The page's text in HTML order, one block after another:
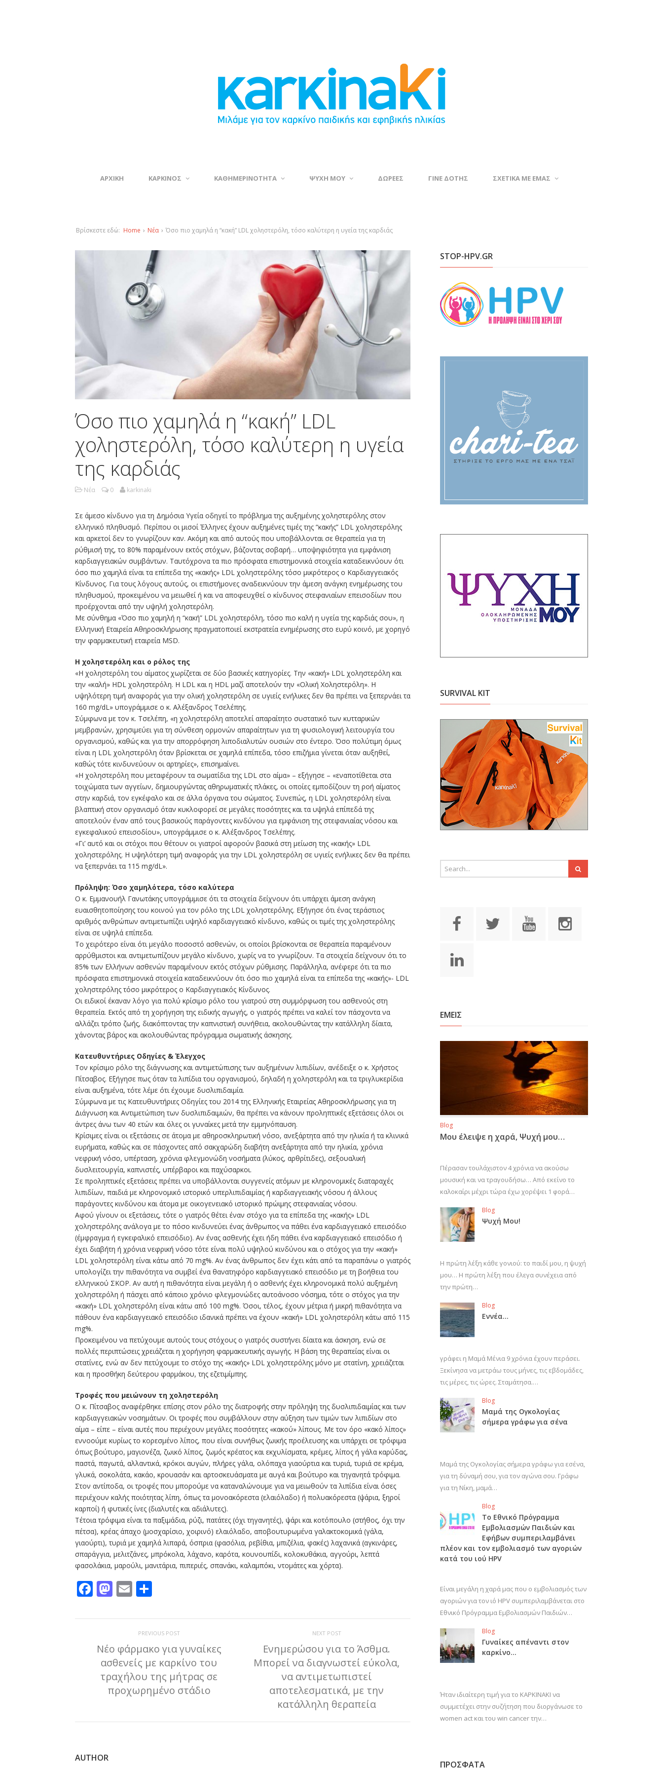
ΑΡΧΙΚΗ ΚΑΡΚΙΝΟΣ ΚΑΘΗΜΕΡΙΝΟΤΗΤΑ ΨΥΧΗ ΜΟΥ ΔΩΡΕΕΣ ΓΙΝΕ ΔΟΤΗΣ ΣΧΕΤΙΚΑ ΜΕ ΕΜΑΣ
Βρίσκεστε εδώ: Home › Νέα › Όσο πιο χαμηλά η “κακή” LDL χοληστερόλη, τόσο καλύτερη η υγεία της καρδιάς
Όσο πιο χαμηλά η “κακή” LDL
χοληστερόλη, τόσο καλύτερη η υγεία
της καρδιάς
Νέα 0 karkinaki
Σε άμεσο κίνδυνο για τη Δημόσια Υγεία οδηγεί το πρόβλημα της αυξημένης χοληστερόλης στον
ελληνικό πληθυσμό. Περίπου οι μισοί Έλληνες έχουν αυξημένες τιμές της “κακής” LDL χοληστερόλης
και αρκετοί δεν το γνωρίζουν καν. Ακόμη και από αυτούς που υποβάλλονται σε θεραπεία για τη
ρύθμισή της, το 80% παραμένουν εκτός στόχων, βάζοντας σοβαρή… υποψηφιότητα για εμφάνιση
καρδιαγγειακών συμβάντων. Ταυτόχρονα τα πιο πρόσφατα επιστημονικά στοιχεία καταδεικνύουν ότι
όσο πιο χαμηλά είναι τα επίπεδα της «κακής» LDL χοληστερόλης τόσο μικρότερος ο Καρδιαγγειακός
Κίνδυνος. Για τους λόγους αυτούς, οι επιστήμονες αναδεικνύουν την άμεση ανάγκη ενημέρωσης του
πληθυσμού, προκειμένου να μειωθεί ή και να αποφευχθεί ο κίνδυνος στεφανιαίων επεισοδίων που
προέρχονται από την υψηλή χοληστερόλη.
Με σύνθημα «Όσο πιο χαμηλή η “κακή” LDL χοληστερόλη, τόσο πιο καλή η υγεία της καρδιάς σου», η
Ελληνική Εταιρεία Αθηροσκλήρωσης πραγματοποιεί εκστρατεία ενημέρωσης στο ευρύ κοινό, με χορηγό
την φαρμακευτική εταιρεία MSD.
Η χοληστερόλη και ο ρόλος της
«Η χοληστερόλη του αίματος χωρίζεται σε δύο βασικές κατηγορίες. Την «κακή» LDL χοληστερόλη και
την «καλή» HDL χοληστερόλη. Η LDL και η HDL μαζί αποτελούν την «Ολική Χοληστερόλη». Η
υψηλότερη τιμή αναφοράς για την ολική χοληστερόλη σε υγιείς ενήλικες δεν θα πρέπει να ξεπερνάει τα
160 mg/dL» υπογράμμισε ο κ. Αλέξανδρος Τσελέπης.
Σύμφωνα με τον κ. Τσελέπη, «η χοληστερόλη αποτελεί απαραίτητο συστατικό των κυτταρικών
μεμβρανών, χρησιμεύει για τη σύνθεση ορμονών απαραίτητων για τη φυσιολογική λειτουργία του
οργανισμού, καθώς και για την απορρόφηση λιποδιαλυτών ουσιών στο έντερο. Όσο πολύτιμη όμως
είναι η LDL χοληστερόλη όταν βρίσκεται σε χαμηλά επίπεδα, τόσο επιζήμια γίνεται όταν αυξηθεί,
καθώς τότε κινδυνεύουν οι αρτηρίες», επισημαίνει.
«Η χοληστερόλη που μεταφέρουν τα σωματίδια της LDL στο αίμα» – εξήγησε – «εναποτίθεται στα
τοιχώματα των αγγείων, δημιουργώντας αθηρωματικές πλάκες, οι οποίες εμποδίζουν τη ροή αίματος
στην καρδιά, τον εγκέφαλο και σε άλλα όργανα του σώματος. Συνεπώς, η LDL χοληστερόλη είναι
βλαπτική στον οργανισμό όταν κυκλοφορεί σε μεγάλες ποσότητες και τα υψηλά επίπεδά της
αποτελούν έναν από τους βασικούς παράγοντες κινδύνου για εμφάνιση της στεφανιαίας νόσου και
εγκεφαλικού επεισοδίου», υπογράμμισε ο κ. Αλέξανδρος Τσελέπης.
«Γι’ αυτό και οι στόχοι που θέτουν οι γιατροί αφορούν βασικά στη μείωση της «κακής» LDL
χοληστερόλης. Η υψηλότερη τιμή αναφοράς για την LDL χοληστερόλη σε υγιείς ενήλικες δεν θα πρέπει
να ξεπερνάει τα 115 mg/dL».
Πρόληψη: Όσο χαμηλότερα, τόσο καλύτερα
Ο κ. Εμμανουήλ Γανωτάκης υπογράμμισε ότι τα στοιχεία δείχνουν ότι υπάρχει άμεση ανάγκη
ευαισθητοποίησης του κοινού για τον ρόλο της LDL χοληστερόλης. Εξήγησε ότι ένας τεράστιος
αριθμός ανθρώπων αντιμετωπίζει υψηλό καρδιαγγειακό κίνδυνο, καθώς οι τιμές της χοληστερόλης
είναι σε υψηλά επίπεδα.
Το χειρότερο είναι ότι μεγάλο ποσοστό ασθενών, οι οποίοι βρίσκονται σε θεραπεία παραμένουν
αρρύθμιστοι και αντιμετωπίζουν μεγάλο κίνδυνο, χωρίς να το γνωρίζουν. Τα στοιχεία δείχνουν ότι το
85% των Ελλήνων ασθενών παραμένουν εκτός στόχων ρύθμισης. Παράλληλα, ανέφερε ότι τα πιο
πρόσφατα επιστημονικά στοιχεία καταδεικνύουν ότι όσο πιο χαμηλά είναι τα επίπεδα της «κακής»- LDL
χοληστερόλης τόσο μικρότερος ο Καρδιαγγειακός Κίνδυνος.
Οι ειδικοί έκαναν λόγο για πολύ κρίσιμο ρόλο του γιατρού στη συμμόρφωση του ασθενούς στη
θεραπεία. Εκτός από τη χορήγηση της ειδικής αγωγής, ο γιατρός πρέπει να καλεί τον πάσχοντα να
αλλάζει τρόπο ζωής, διακόπτοντας την καπνιστική συνήθεια, ακολουθώντας την κατάλληλη δίαιτα,
χάνοντας βάρος και ακολουθώντας πρόγραμμα σωματικής άσκησης.
Κατευθυντήριες Οδηγίες & Έλεγχος
Τον κρίσιμο ρόλο της διάγνωσης και αντιμετώπισης των αυξημένων λιπιδίων, ανέδειξε ο κ. Χρήστος
Πίτσαβος. Εξήγησε πως όταν τα λιπίδια του οργανισμού, δηλαδή η χοληστερόλη και τα τριγλυκερίδια
είναι αυξημένα, τότε λέμε ότι έχουμε δυσλιπιδαιμία.
Σύμφωνα με τις Κατευθυντήριες Οδηγίες του 2014 της Ελληνικής Εταιρείας Αθηροσκλήρωσης για τη
Διάγνωση και Αντιμετώπιση των δυσλιπιδαιμιών, θα πρέπει να κάνουν προληπτικές εξετάσεις όλοι οι
άντρες άνω των 40 ετών και όλες οι γυναίκες μετά την εμμηνόπαυση.
Κρίσιμες είναι οι εξετάσεις σε άτομα με αθηροσκληρωτική νόσο, ανεξάρτητα από την ηλικία ή τα κλινικά
ευρήματα, καθώς και σε πάσχοντες από σακχαρώδη διαβήτη ανεξάρτητα από την ηλικία, χρόνια
νεφρική νόσο, υπέρταση, χρόνια φλεγμονώδη νοσήματα (λύκος, αρθρίτιδες), σεξουαλική
δυσλειτουργία, καπνιστές, υπέρβαροι και παχύσαρκοι.
Σε προληπτικές εξετάσεις πρέπει να υποβάλλονται συγγενείς ατόμων με κληρονομικές διαταραχές
λιπιδίων, παιδιά με κληρονομικό ιστορικό υπερλιπιδαιμίας ή καρδιαγγειακής νόσου ή άλλους
παράγοντες κινδύνου και άτομα με οικογενειακό ιστορικό πρώιμης στεφανιαίας νόσου.
Αφού γίνουν οι εξετάσεις, τότε ο γιατρός θέτει έναν στόχο για τα επίπεδα της «κακής» LDL
χοληστερόλης ανάλογα με το πόσο κινδυνεύει ένας άνθρωπος να πάθει ένα καρδιαγγειακό επεισόδιο
(έμφραγμα ή εγκεφαλικό επεισόδιο). Αν ένας ασθενής έχει ήδη πάθει ένα καρδιαγγειακό επεισόδιο ή
έχει διαβήτη ή χρόνια νεφρική νόσο τότε είναι πολύ υψηλού κινδύνου και ο στόχος για την «κακή»
LDL χοληστερόλη είναι κάτω από 70 mg%. Αν ένας άνθρωπος δεν έχει κάτι από τα παραπάνω ο γιατρός
υπολογίζει την πιθανότητα να συμβεί ένα θανατηφόρο καρδιαγγειακό επεισόδιο με τη βοήθεια του
ελληνικού ΣΚΟΡ. Αν αυτή η πιθανότητα είναι μεγάλη ή ο ασθενής έχει κληρονομικά πολύ αυξημένη
χοληστερόλη ή πάσχει από κάποιο χρόνιο φλεγμονώδες αυτοάνοσο νόσημα, τότε ο στόχος για την
«κακή» LDL χοληστερόλη είναι κάτω από 100 mg%. Όσοι, τέλος, έχουν μέτρια ή μικρή πιθανότητα να
πάθουν ένα καρδιαγγειακό επεισόδιο ιδανικά πρέπει να έχουν «κακή» LDL χοληστερόλη κάτω από 115
mg%.
Προκειμένου να πετύχουμε αυτούς τους στόχους ο γιατρός συστήνει δίαιτα και άσκηση, ενώ σε
πολλές περιπτώσεις χρειάζεται η χορήγηση φαρμακευτικής αγωγής. Η βάση της θεραπείας είναι οι
στατίνες, ενώ αν δεν πετύχουμε το στόχο της «κακής» LDL χοληστερόλης μόνο με στατίνη, χρειάζεται
και η προσθήκη δεύτερου φαρμάκου, της εζετιμίμπης.
Τροφές που μειώνουν τη χοληστερόλη
Ο κ. Πίτσαβος αναφέρθηκε επίσης στον ρόλο της διατροφής στην πρόληψη της δυσλιπιδαιμίας και των
καρδιαγγειακών νοσημάτων. Οι τροφές που συμβάλλουν στην αύξηση των τιμών των λιπιδίων στο
αίμα – είπε – είναι αυτές που περιέχουν μεγάλες ποσότητες «κακού» λίπους. Με τον όρο «κακό λίπος»
εννοούμε κυρίως το κορεσμένο λίπος, που είναι συνήθως ζωικής προέλευσης και υπάρχει σε τρόφιμα
όπως βούτυρο, μαγιονέζα, ζωικό λίπος, ζωμός κρέατος και εκχυλίσματα, κρέμες, λίπος ή γάλα καρύδας,
παστά, παγωτά, αλλαντικά, κρόκοι αυγών, πλήρες γάλα, ολόπαχα γιαούρτια και τυριά, τυριά σε κρέμα,
γλυκά, σοκολάτα, κακάο, κρουασάν και αρτοσκευάσματα με αυγά και βούτυρο και τηγανητά τρόφιμα.
Στον αντίποδα, οι τροφές που μπορούμε να καταναλώνουμε για να μειωθούν τα λιπίδια είναι όσες
περιέχουν καλής ποιότητας λίπη, όπως τα μονοακόρεστα (ελαιόλαδο) ή πολυακόρεστα (ψάρια, ξηροί
καρποί) ή φυτικές ίνες (διαλυτές και αδιάλυτες).
Τέτοια τρόφιμα είναι τα παξιμάδια, ρύζι, πατάτες (όχι τηγανητές), ψάρι και κοτόπουλο (στήθος, όχι την
πέτσα), κρέας άπαχο (μοσχαρίσιο, χοιρινό) ελαιόλαδο, αποβουτυρωμένα γαλακτοκομικά (γάλα,
γιαούρτι), τυριά με χαμηλά λιπαρά, όσπρια (φασόλια, ρεβίθια, μπιζέλια, φακές) λαχανικά (αγκινάρες,
σπαράγγια, μελιτζάνες, μπρόκολα, λάχανο, καρότα, κουνουπίδι, κολοκυθάκια, αγγούρι, λεπτά
φασολάκια, μαρούλι, μανιτάρια, πιπεριές, σπανάκι, καλαμπόκι, ντομάτες και χόρτα).
Facebook
Mastodon
Email
PREVIOUS POST
Νέο φάρμακο για γυναίκες
ασθενείς με καρκίνο του
τραχήλου της μήτρας σε
προχωρημένο στάδιο
NEXT POST
Ενημερώσου για το Άσθμα.
Μπορεί να διαγνωστεί εύκολα,
να αντιμετωπιστεί
αποτελεσματικά, με την
κατάλληλη θεραπεία
AUTHOR
STOP-HPV.GR
SURVIVAL KIT
ΕΜΕΙΣ
Blog
Μου έλειψε η χαρά, Ψυχή μου…
Πέρασαν τουλάχιστον 4 χρόνια να ακούσω
μουσική και να τραγουδήσω… Από εκείνο το
καλοκαίρι μέχρι τώρα έχω χορέψει 1 φορά…
Blog
Ψυχή Μου!
Η πρώτη λέξη κάθε γονιού: το παιδί μου, η ψυχή
μου… Η πρώτη λέξη που έλεγα συνέχεια από
την πρώτη…
Blog
Εννέα…
γράφει η Μαμά Μένια 9 χρόνια έχουν περάσει.
Ξεκίνησα να μετράω τους μήνες, τις εβδομάδες,
τις μέρες, τις ώρες. Σταμάτησα.…
Blog
Μαμά της Ογκολογίας
σήμερα γράφω για σένα
Μαμά της Ογκολογίας σήμερα γράφω για εσένα,
για τη δύναμή σου, για τον αγώνα σου. Γράφω
για τη Νίκη, μαμά…
Blog
Το Εθνικό Πρόγραμμα
Εμβολιασμών Παιδιών και
Εφήβων συμπεριλαμβάνει
πλέον και τον εμβολιασμό των αγοριών
κατά του ιού HPV
Είναι μεγάλη η χαρά μας που ο εμβολιασμός των
αγοριών για τον ιό HPV συμπεριλαμβάνεται στο
Εθνικό Πρόγραμμα Εμβολιασμών Παιδιών…
Blog
Γυναίκες απέναντι στον
καρκίνο…
Ήταν ιδιαίτερη τιμή για το ΚΑΡΚΙΝΑΚΙ να
συμμετέχει στην συζήτηση που διοργάνωσε το
women act και του win cancer την…
ΠΡΟΣΦΑΤΑ